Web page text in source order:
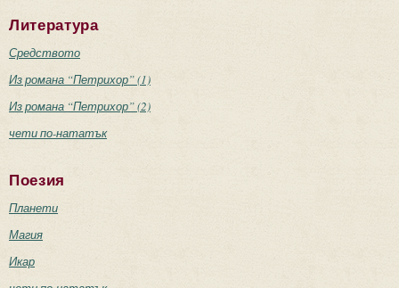
Литература
Средството
Из романа “Петрихор” (1)
Из романа “Петрихор” (2)
чети по-нататък
Поезия
Планети
Магия
Икар